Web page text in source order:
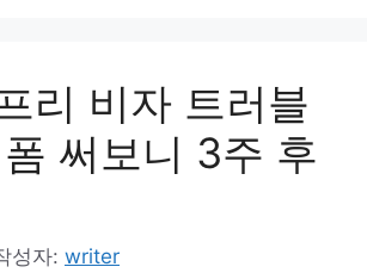
리 비자 트러블
써보니 3주 후
성자: writer